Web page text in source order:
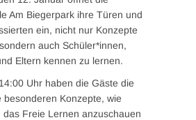
Am Biegerpark ihre Türen und
ein, nicht nur Konzepte
auch Schüler*innen,
Eltern kennen zu lernen.
Uhr haben die Gäste die
besonderen Konzepte, wie
das Freie Lernen anzuschauen